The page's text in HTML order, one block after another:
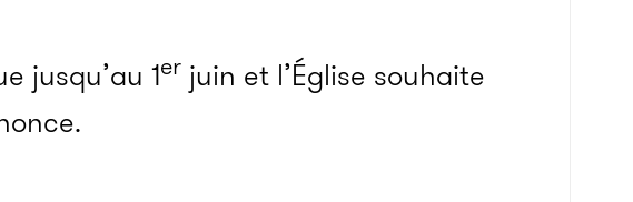
jusqu’au 1er juin et l’Église souhaite